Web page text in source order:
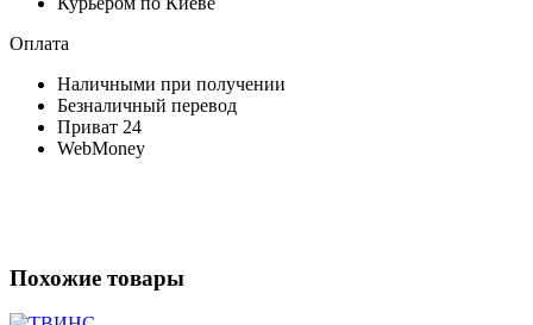
Оплата
Наличными при получении
Безналичный перевод
Приват 24
WebMoney
Похожие товары